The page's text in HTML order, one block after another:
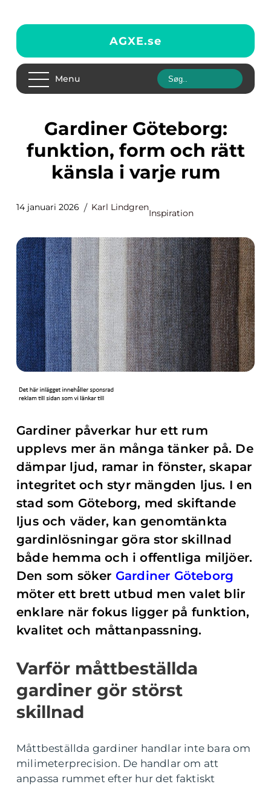
AGXE.se
Menu
Gardiner Göteborg:
funktion, form och rätt
känsla i varje rum
14 januari 2026 Karl Lindgren
Inspiration
Gardiner påverkar hur ett rum
upplevs mer än många tänker på. De
dämpar ljud, ramar in fönster, skapar
integritet och styr mängden ljus. I en
stad som Göteborg, med skiftande
ljus och väder, kan genomtänkta
gardinlösningar göra stor skillnad
både hemma och i offentliga miljöer.
Den som söker Gardiner Göteborg
möter ett brett utbud men valet blir
enklare när fokus ligger på funktion,
kvalitet och måttanpassning.
Varför måttbeställda
gardiner gör störst
skillnad
Måttbeställda gardiner handlar inte bara om
milimeterprecision. De handlar om att
anpassa rummet efter hur det faktiskt